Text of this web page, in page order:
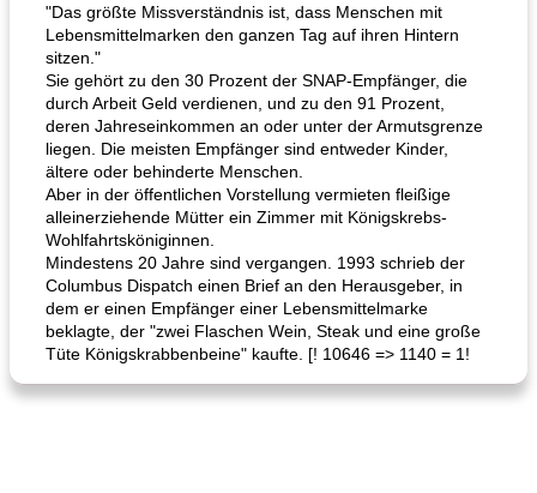
"Das größte Missverständnis ist, dass Menschen mit
Lebensmittelmarken den ganzen Tag auf ihren Hintern
sitzen."
Sie gehört zu den 30 Prozent der SNAP-Empfänger, die
durch Arbeit Geld verdienen, und zu den 91 Prozent,
deren Jahreseinkommen an oder unter der Armutsgrenze
liegen. Die meisten Empfänger sind entweder Kinder,
ältere oder behinderte Menschen.
Aber in der öffentlichen Vorstellung vermieten fleißige
alleinerziehende Mütter ein Zimmer mit Königskrebs-
Wohlfahrtsköniginnen.
Mindestens 20 Jahre sind vergangen. 1993 schrieb der
Columbus Dispatch einen Brief an den Herausgeber, in
dem er einen Empfänger einer Lebensmittelmarke
beklagte, der "zwei Flaschen Wein, Steak und eine große
Tüte Königskrabbenbeine" kaufte. [! 10646 => 1140 = 1!